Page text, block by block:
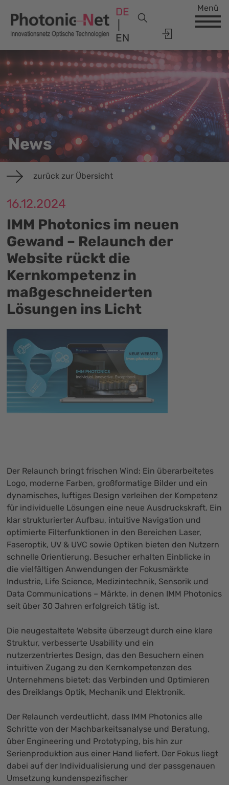
DE
EN
Menü
News
zurück zur Übersicht
16.12.2024
IMM Photonics im neuen
Gewand – Relaunch der
Website rückt die
Kernkompetenz in
maßgeschneiderten
Lösungen ins Licht
Der Relaunch bringt frischen Wind: Ein überarbeitetes
Logo, moderne Farben, großformatige Bilder und ein
dynamisches, luftiges Design verleihen der Kompetenz
für individuelle Lösungen eine neue Ausdruckskraft. Ein
klar strukturierter Aufbau, intuitive Navigation und
optimierte Filterfunktionen in den Bereichen Laser,
Faseroptik, UV & UVC sowie Optiken bieten den Nutzern
schnelle Orientierung. Besucher erhalten Einblicke in
die vielfältigen Anwendungen der Fokusmärkte
Industrie, Life Science, Medizintechnik, Sensorik und
Data Communications – Märkte, in denen IMM Photonics
seit über 30 Jahren erfolgreich tätig ist.
Die neugestaltete Website überzeugt durch eine klare
Struktur, verbesserte Usability und ein
nutzerzentriertes Design, das den Besuchern einen
intuitiven Zugang zu den Kernkompetenzen des
Unternehmens bietet: das Verbinden und Optimieren
des Dreiklangs Optik, Mechanik und Elektronik.
Der Relaunch verdeutlicht, dass IMM Photonics alle
Schritte von der Machbarkeitsanalyse und Beratung,
über Engineering und Prototyping, bis hin zur
Serienproduktion aus einer Hand liefert. Der Fokus liegt
dabei auf der Individualisierung und der passgenauen
Umsetzung kundenspezifischer